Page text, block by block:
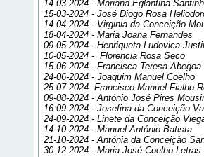
14-03-2024 - Mariana Eglantina
15-03-2024 - José Diogo Rosa
14-04-2024 - Virginia da Conceição
18-04-2024 - Maria Joana Fernandes
09-05-2024 - Henriqueta Ludovica
10-05-2024 - Florencia Rosa Seco
15-06-2024 - Francisca Teresa Abegoa
24-06-2024 - Joaquim Manuel Coelho
25-07-2024- Francisco Manuel Fialho
09-08-2024 - António José Pires
16-09-2024 - Josefina da Conceição
24-09-2024 - Linete da Conceição
14-10-2024 - Manuel António Batista
21-10-2024 - Antónia da Conceição
30-12-2024 - Maria José Coelho Letras